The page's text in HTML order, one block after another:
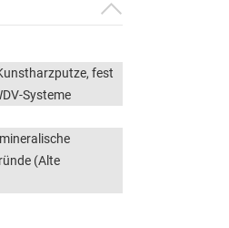
fest
Systeme
(Alte